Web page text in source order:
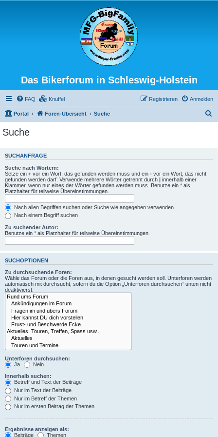
Das Bikerforum in Schleswig-Holstein
FAQ Knuffel Anmelden
Registrieren
Portal Foren-Übersicht Suche
e
Suche
SUCHANFRAGE
Suche nach Wörtern:
Setze ein + vor ein Wort, das gefunden werden muss und ein - vor ein Wort, das nicht
gefunden werden darf. Verwende mehrere Wörter getrennt durch | innerhalb einer
Klammer, wenn nur eines der Wörter gefunden werden muss. Benutze ein * als
Platzhalter für teilweise Übereinstimmungen.
Nach allen Begriffen suchen oder Suche wie angegeben verwenden
Nach einem Begriff suchen
Zu suchender Autor:
Benutze ein * als Platzhalter für teilweise Übereinstimmungen.
SUCHOPTIONEN
Zu durchsuchende Foren:
Wähle das Forum oder die Foren aus, in denen gesucht werden soll. Unterforen werden
automatisch mit durchsucht, sofern du die Option „Unterforen durchsuchen“ unten nicht
deaktivierst.
Unterforen durchsuchen:
Ja
Nein
Innerhalb suchen:
Betreff und Text der Beiträge
Nur im Text der Beiträge
Nur im Betreff der Themen
Nur im ersten Beitrag der Themen
Ergebnisse anzeigen als:
Beiträge
Themen